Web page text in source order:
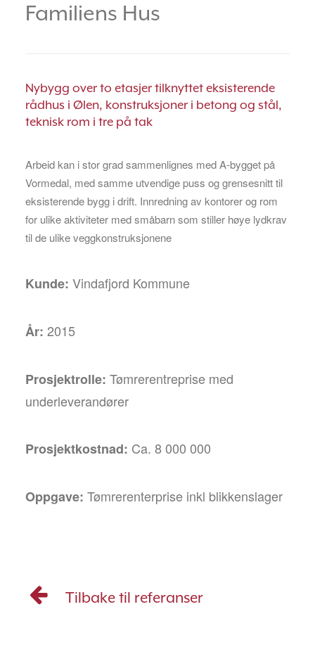
Familiens Hus
Nybygg over to etasjer tilknyttet eksisterende
rådhus i Ølen, konstruksjoner i betong og stål,
teknisk rom i tre på tak
Arbeid kan i stor grad sammenlignes med A-bygget på
Vormedal, med samme utvendige puss og grensesnitt til
eksisterende bygg i drift. Innredning av kontorer og rom
for ulike aktiviteter med småbarn som stiller høye lydkrav
til de ulike veggkonstruksjonene
Kunde: Vindafjord Kommune
År: 2015
Prosjektrolle: Tømrerentreprise med
underleverandører
Prosjektkostnad: Ca. 8 000 000
Oppgave: Tømrerenterprise inkl blikkenslager
Tilbake til referanser